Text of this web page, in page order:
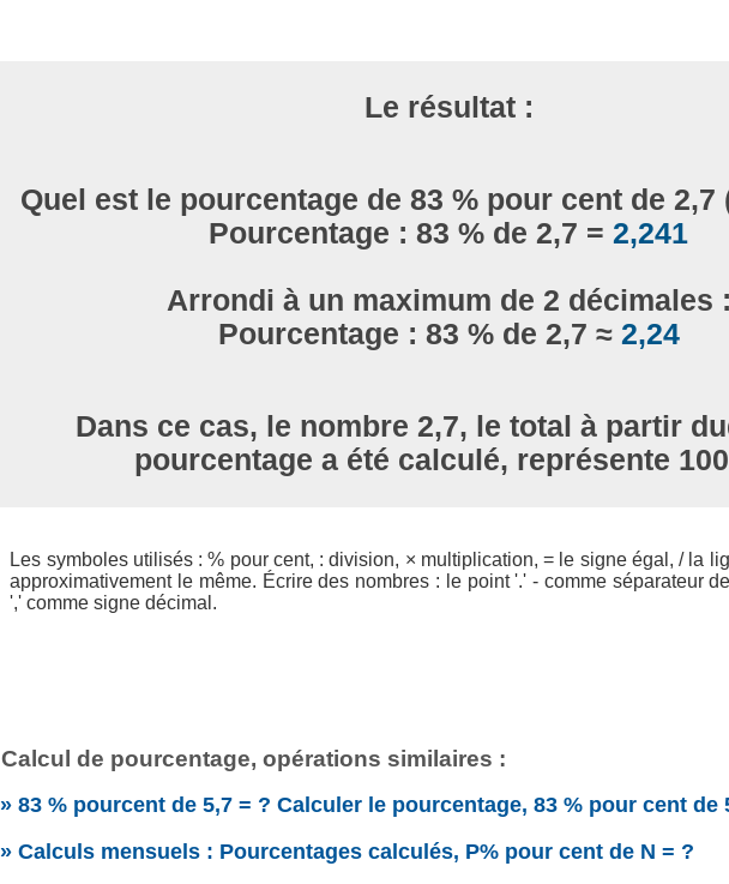
Le résultat :
Quel est le pourcentage de 83 % pour cent de 2,7
Pourcentage : 83 % de 2,7 = 2,241
Arrondi à un maximum de 2 décimales :
Pourcentage : 83 % de 2,7 ≈ 2,24
Dans ce cas, le nombre 2,7, le total à partir
pourcentage a été calculé, représente
Les symboles utilisés : % pour cent, : division, × multiplication, = le signe égal, / la
approximativement le même. Écrire des nombres : le point '.' - comme séparateur
',' comme signe décimal.
Calcul de pourcentage, opérations similaires :
» 83 % pourcent de 5,7 = ? Calculer le pourcentage, 83 % pour cent de
» Calculs mensuels : Pourcentages calculés, P% pour cent de N = ?